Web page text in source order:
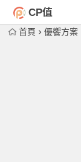
CP值
首頁 優饗方案